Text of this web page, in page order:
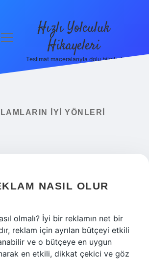
menüyü
Hızlı Yolculuk
Hikayeleri
Teslimat maceralarıyla dolu bilgiler!
IYI YÖNLERI
NASIL OLUR
olmalı? İyi bir reklamın net bir
reklam için ayrılan bütçeyi etkili
ve o bütçeye en uygun
en etkili, dikkat çekici ve göz